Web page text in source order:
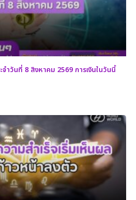
จำวันที่ 8 สิงหาคม 2569 การเงินในวันนี้